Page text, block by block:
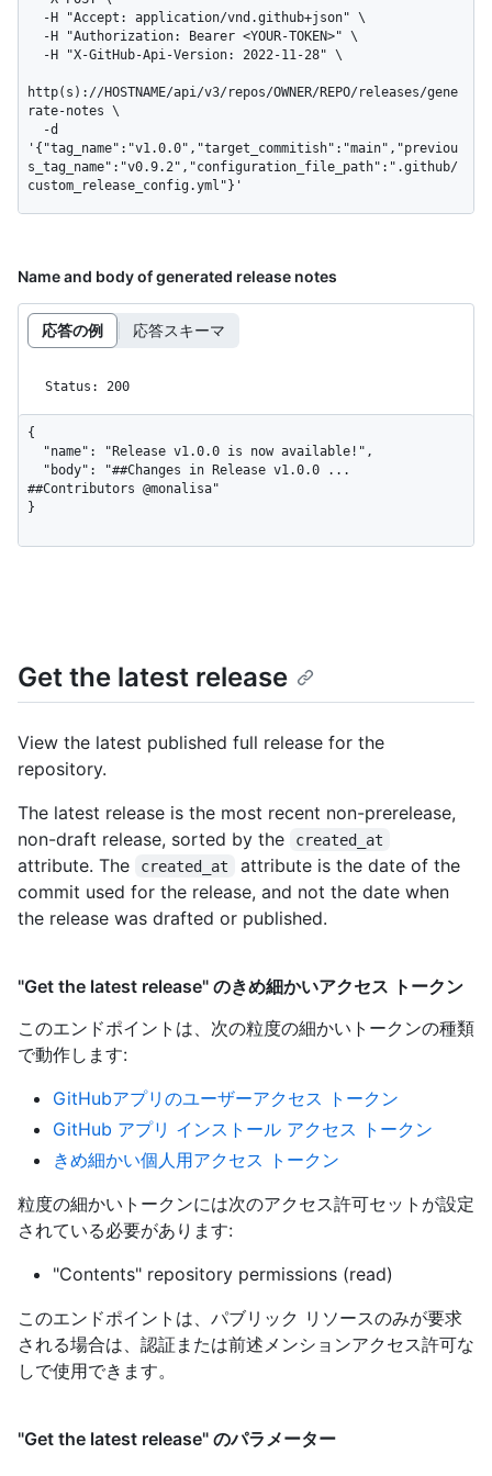
http(s)://HOSTNAME/api/v3/repos/OWNER/REPO/releases/gene
rate-notes \
'{"tag_name":"v1.0.0","target_commitish":"main","previou
s_tag_name":"v0.9.2","configuration_file_path":".github/
custom_release_config.yml"}'
Name and body of generated release notes
応答の例 応答スキーマ
Status: 200
{
##Contributors @monalisa"
}
Get the latest release
View the latest published full release for the
repository.
The latest release is the most recent non-prerelease,
non-draft release, sorted by the
created_at
attribute. The created_at
attribute is the date of the
commit used for the release, and not the date when
the release was drafted or published.
"Get the latest release" のきめ細かいアクセス トークン
このエンドポイントは、次の粒度の細かいトークンの種類
で動作します:
GitHubアプリのユーザーアクセス トークン
GitHub アプリ インストール アクセス トークン
きめ細かい個人用アクセス トークン
粒度の細かいトークンには次のアクセス許可セットが設定
されている必要があります:
"Contents" repository permissions (read)
このエンドポイントは、パブリック リソースのみが要求
される場合は、認証または前述メンションアクセス許可な
しで使用できます。
"Get the latest release" のパラメーター